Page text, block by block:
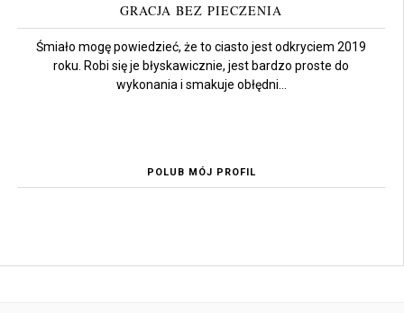
GRACJA BEZ PIECZENIA
Śmiało mogę powiedzieć, że to ciasto jest odkryciem 2019
roku. Robi się je błyskawicznie, jest bardzo proste do
wykonania i smakuje obłędni...
POLUB MÓJ PROFIL